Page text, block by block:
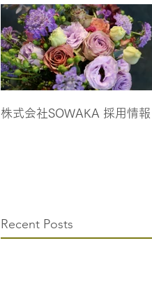
株式会社SOWAKA 採用情報
Recent Posts